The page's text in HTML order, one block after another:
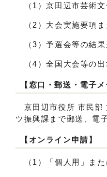
（1）京田辺市芸術文
（2）大会実施要項ま
（3）予選会等の結果
（4）全国大会等の出
【窓口・郵送・電子メ
京田辺市役所 市民部
ツ振興課まで郵送、電
【オンライン申請】
（1）「個人用」また